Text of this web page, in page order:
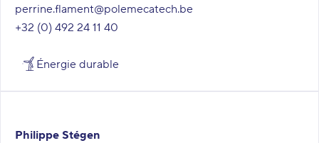
perrine.flament@polemecatech.be
+32 (0) 492 24 11 40
Énergie durable
Philippe Stégen